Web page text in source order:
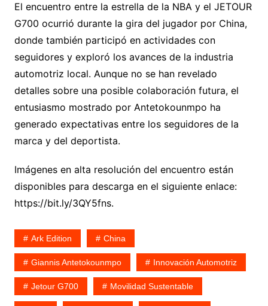
El encuentro entre la estrella de la NBA y el JETOUR
G700 ocurrió durante la gira del jugador por China,
donde también participó en actividades con
seguidores y exploró los avances de la industria
automotriz local. Aunque no se han revelado
detalles sobre una posible colaboración futura, el
entusiasmo mostrado por Antetokounmpo ha
generado expectativas entre los seguidores de la
marca y del deportista.
Imágenes en alta resolución del encuentro están
disponibles para descarga en el siguiente enlace:
https://bit.ly/3QY5fns.
Ark Edition China
Giannis Antetokounmpo Innovación Automotriz
Jetour G700 Movilidad Sustentable